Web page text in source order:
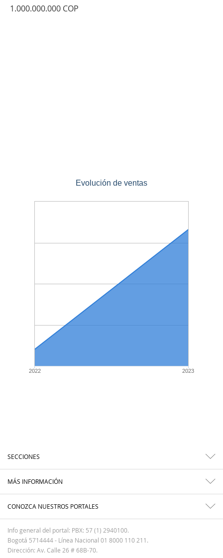
1.000.000.000 COP
Evolución de ventas
2022 2023
SECCIONES
MÁS INFORMACIÓN
CONOZCA NUESTROS PORTALES
Info general del portal: PBX: 57 (1) 2940100.
Bogotá 5714444 - Línea Nacional 01 8000 110 211.
Dirección: Av. Calle 26 # 68B-70.